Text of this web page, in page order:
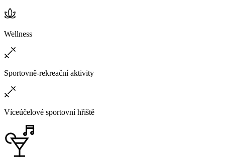
Wellness
Sportovně-rekreační aktivity
Víceúčelové sportovní hřiště